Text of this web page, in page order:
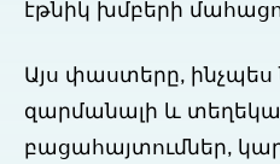
էթնիկ խմբերի
Այս փաստերը,
զարմանալի և
բացահայտումներ,